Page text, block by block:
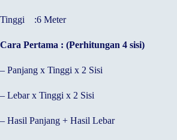
Tinggi :6 Meter
Cara Pertama : (Perhitungan 4 sisi)
– Panjang x Tinggi x 2 Sisi
– Lebar x Tinggi x 2 Sisi
– Hasil Panjang + Hasil Lebar